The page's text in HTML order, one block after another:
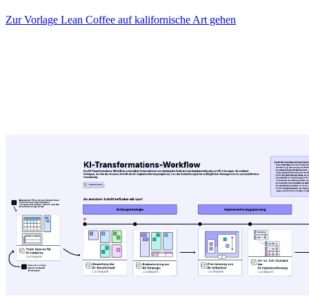
Zur Vorlage Lean Coffee auf kalifornische Art gehen